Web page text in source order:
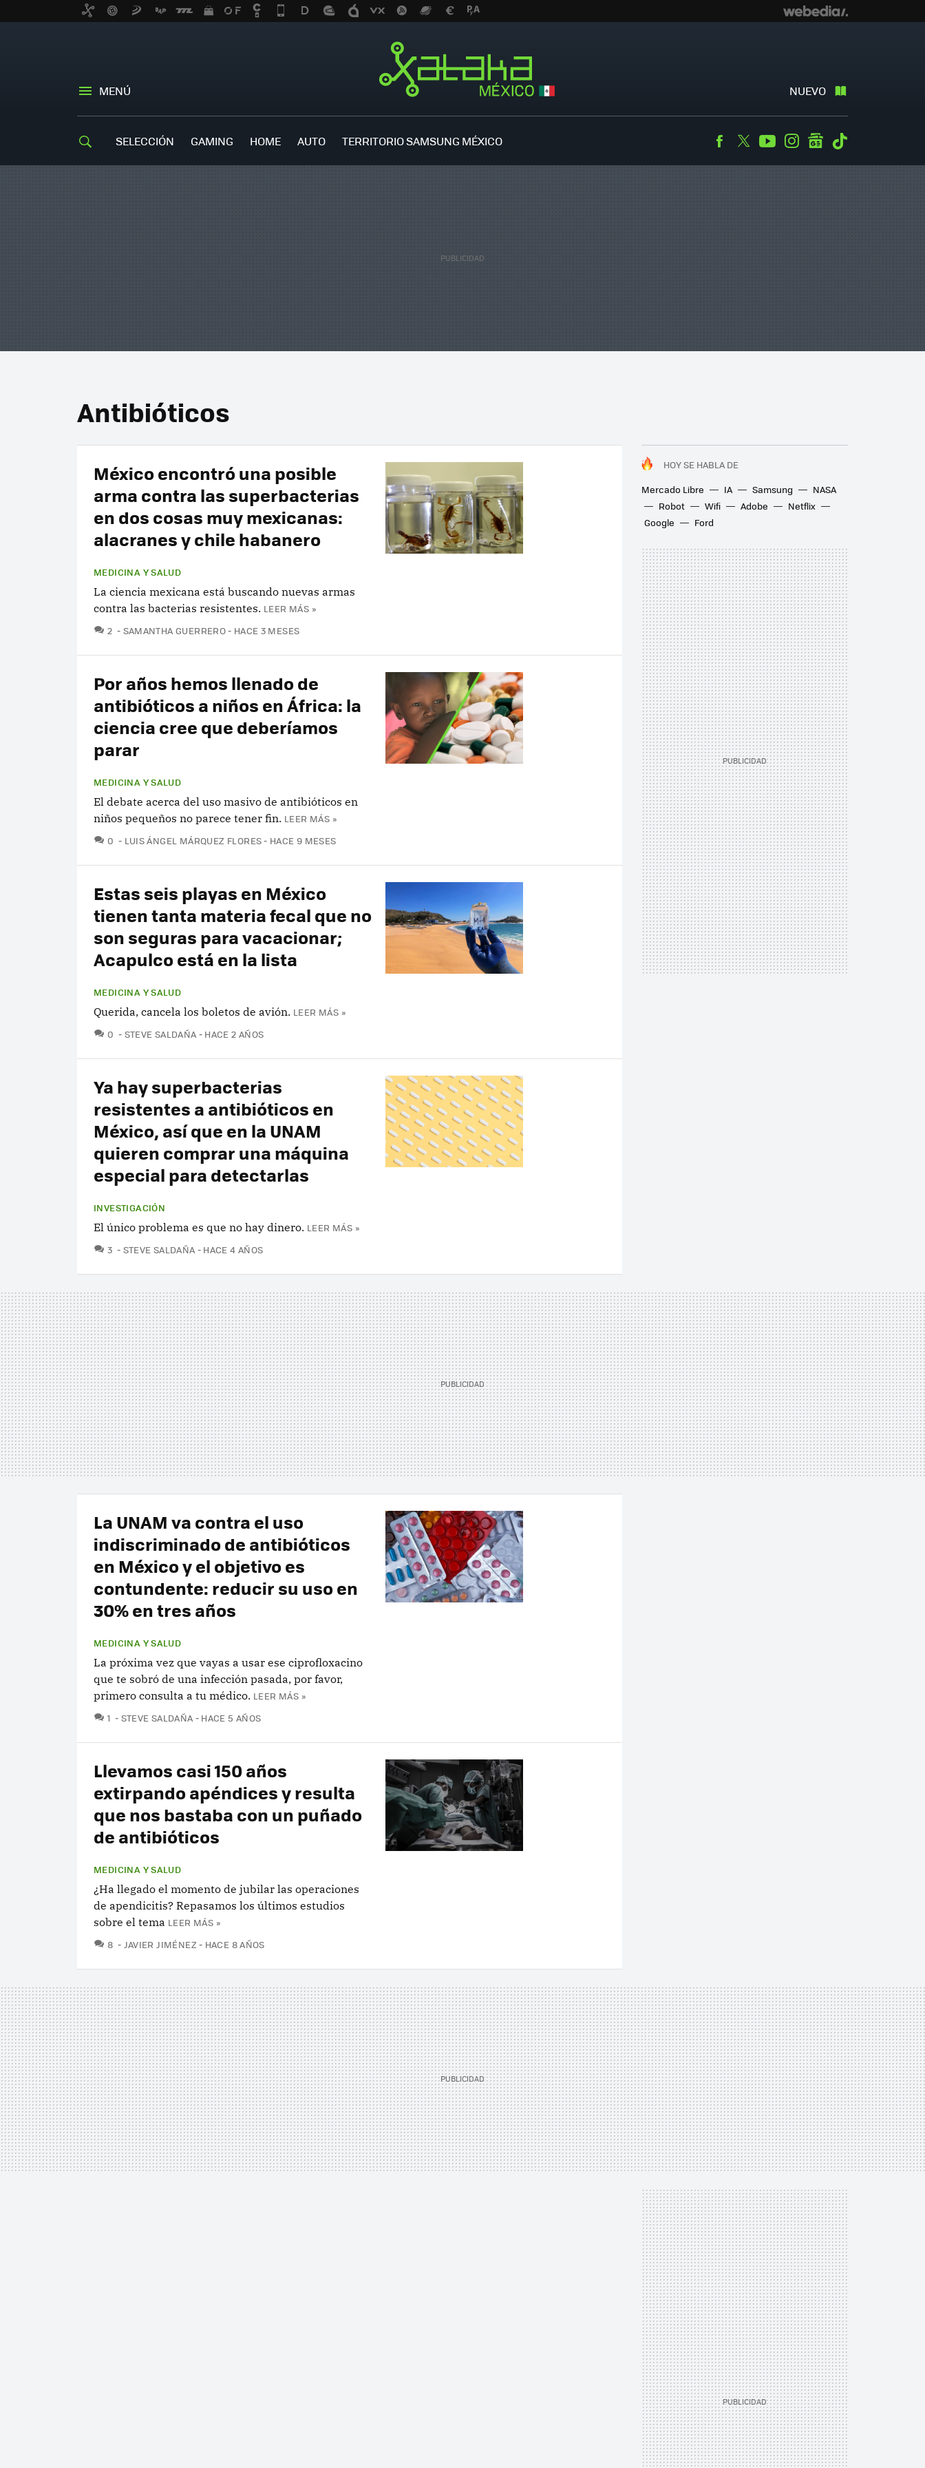
MENÚ NUEVO
SELECCIÓN GAMING HOME AUTO TERRITORIO SAMSUNG MÉXICO Facebook
TwitterYoutubeInstagramgooglenews
Antibióticos
HOY SE HABLA DE
Mercado Libre
IA Samsung
NASA
Robot
Wifi Adobe
Netflix
Google
Ford
México encontró una posible
arma contra las superbacterias
en dos cosas muy mexicanas:
alacranes y chile habanero
MEDICINA Y SALUD
La ciencia mexicana está buscando nuevas armas
contra las bacterias resistentes. LEER MÁS »
2 COMENTARIOS
SAMANTHA GUERRERO HACE 3 MESES
Por años hemos llenado de
antibióticos a niños en África: la
ciencia cree que deberíamos
parar
MEDICINA Y SALUD
El debate acerca del uso masivo de antibióticos en
niños pequeños no parece tener fin. LEER MÁS »
0 COMENTARIOS
LUIS ÁNGEL MÁRQUEZ FLORES HACE 9 MESES
Estas seis playas en México
tienen tanta materia fecal que no
son seguras para vacacionar;
Acapulco está en la lista
MEDICINA Y SALUD
Querida, cancela los boletos de avión. LEER MÁS »
0 COMENTARIOS
STEVE SALDAÑA HACE 2 AÑOS
Ya hay superbacterias
resistentes a antibióticos en
México, así que en la UNAM
quieren comprar una máquina
especial para detectarlas
INVESTIGACIÓN
El único problema es que no hay dinero. LEER MÁS »
3 COMENTARIOS
STEVE SALDAÑA HACE 4 AÑOS
La UNAM va contra el uso
indiscriminado de antibióticos
en México y el objetivo es
contundente: reducir su uso en
30% en tres años
MEDICINA Y SALUD
La próxima vez que vayas a usar ese ciprofloxacino
que te sobró de una infección pasada, por favor,
primero consulta a tu médico. LEER MÁS »
1 COMENTARIOS
STEVE SALDAÑA HACE 5 AÑOS
Llevamos casi 150 años
extirpando apéndices y resulta
que nos bastaba con un puñado
de antibióticos
MEDICINA Y SALUD
¿Ha llegado el momento de jubilar las operaciones
de apendicitis? Repasamos los últimos estudios
sobre el tema LEER MÁS »
8 COMENTARIOS
JAVIER JIMÉNEZ HACE 8 AÑOS